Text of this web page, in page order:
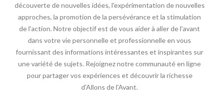
découverte de nouvelles idées, l'expérimentation de nouvelles
approches, la promotion de la persévérance et la stimulation
de l'action. Notre objectif est de vous aider à aller de l'avant
dans votre vie personnelle et professionnelle en vous
fournissant des informations intéressantes et inspirantes sur
une variété de sujets. Rejoignez notre communauté en ligne
pour partager vos expériences et découvrir la richesse
d'Allons de l'Avant.